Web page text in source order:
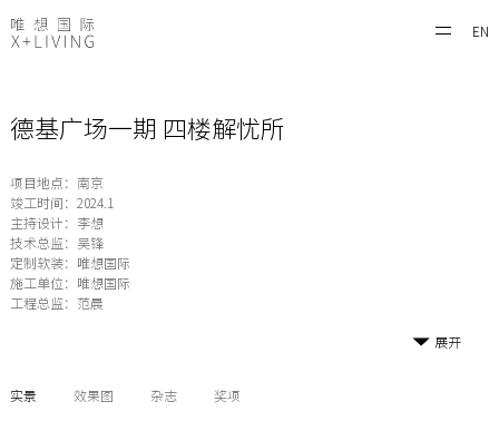
EN
德基广场一期 四楼解忧所
项目地点：南京
竣工时间：2024.1
主持设计：李想
技术总监：吴锋
定制软装：唯想国际
施工单位：唯想国际
工程总监：范晨
展开
实景 效果图 杂志 奖项